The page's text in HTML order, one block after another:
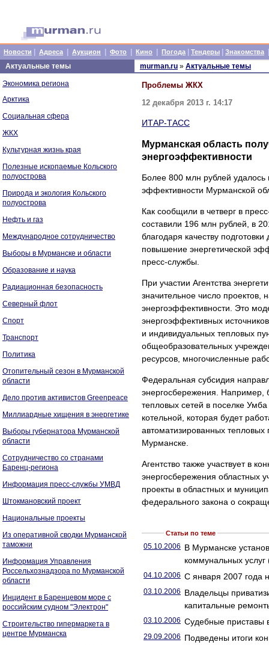
Новости Адреса Аукцион Фото Кино Погода Тендеры Знакомства
Актуальные темы
Экономика региона
Арктика
Социальная сфера
ЖКХ
Культурная жизнь края
Полезные ископаемые Кольского
полуострова
Природа и экология Кольского
полуострова
Нефть и газ
Международное сотрудничество
Выборы в Мурманске и области
Образование и наука
Радиационная безопасность
Северный флот
Спорт
Транспорт
Политика
Отопительный сезон в Мурманской
области
Дело против активистов Greenpeace
Миллиардные хищения в энергетике
Выборы губернатора Мурманской
области
Сотрудничество со странами
Баренц-региона
Информация пресс-службы УМВД
Штокмановский проект
Национальные проекты
Из оперативной сводки Мурманской
таможни
Информация Управления
Россельхознадзора по Мурманской
области
Инцидент в Баренцевом море с
российским судном "Электрон"
Строительство гипермаркета в
центре Мурманска
murman.ru » Актуальные темы
Проблемы ЖКХ
12 декабря 2013 г. 14:17
ИТАР-ТАСС
Мурманская область
энергоэффективности
Более 800 млн рублей удалось
эффективности Мурманской
Как сообщили в четверг в
составили 196 млн рублей, в
благодаря качеству
повышение энергетической
пресс-службы.
При участии Агентства
значительное число
энергоэффективности. Это
энергоэффективных
и индивидуальных тепловых
общеобразовательных
ресурсов, многочисленные
Федеральная субсидия
энергосбережения. Например,
тепловых сетей в поселке
котельной, которая будет
автоматизированных
Мурманске.
Агентство также участвует в
энергосбережения областных
проекты в областных и
федерального закона о
Статьи по теме
05.10.2006 В Мурманске
коммунальных
04.10.2006 С января 2007 года
03.10.2006 Владельцы
капитальные
03.10.2006 Судебные приставы
29.09.2006 Подведены итоги